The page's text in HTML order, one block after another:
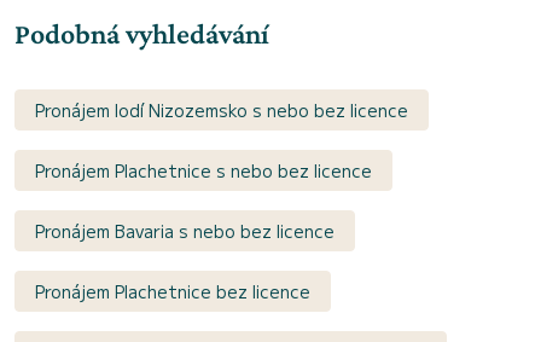
Podobná vyhledávání
Pronájem lodí Nizozemsko s nebo bez licence
Pronájem Plachetnice s nebo bez licence
Pronájem Bavaria s nebo bez licence
Pronájem Plachetnice bez licence